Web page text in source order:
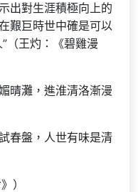
出對生涯積極向上的
艱巨時世中確是可以
（王灼：《碧雞漫
晴灘，進淮清洛漸漫
春盤，人世有味是清
）